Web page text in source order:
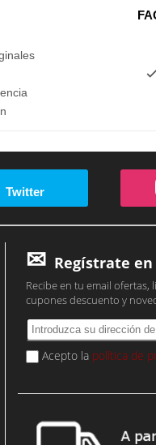
Twitter
Regístrate
Recibe en tu email
cupones descuento y
Acepto la política de